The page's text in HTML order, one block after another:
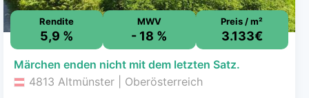
Rendite
5,9 %
MWV
- 18 %
Preis / m²
3.133€
Märchen enden nicht mit dem letzten Satz.
4813 Altmünster | Oberösterreich